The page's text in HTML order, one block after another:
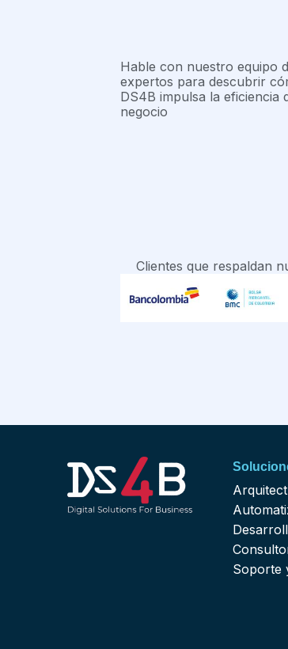
Hable con nuestro equipo
expertos para descubrir
DS4B impulsa la eficiencia
negocio
Clientes que respaldan
Soporte